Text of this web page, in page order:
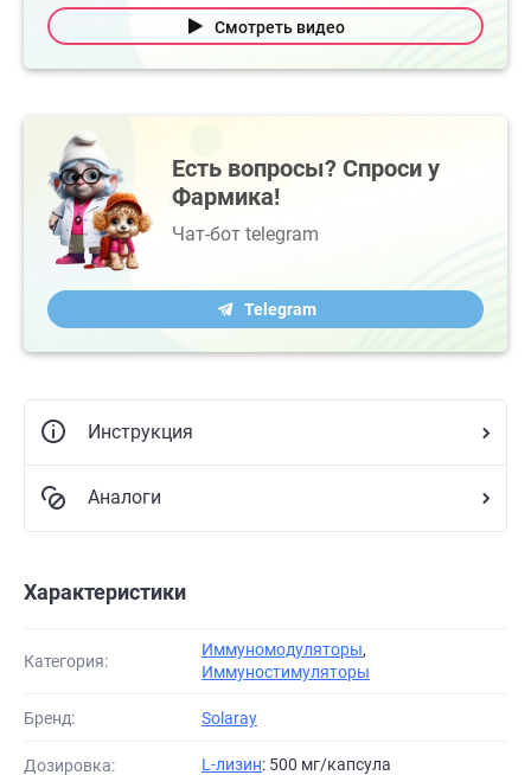
Смотреть видео
Есть вопросы? Спроси у
Фармика!
Чат-бот telegram
Telegram
Инструкция
Аналоги
Характеристики
Категория:
Иммуномодуляторы,
Иммуностимуляторы
Бренд: Solaray
Дозировка: L-лизин: 500 мг/капсула